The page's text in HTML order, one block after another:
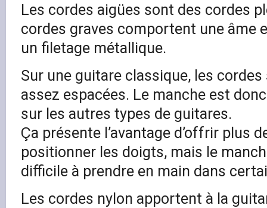
Les cordes aigües sont des cordes
cordes graves comportent une âme
un filetage métallique.
Sur une guitare classique, les
assez espacées. Le manche est
sur les autres types de guitares.
Ça présente l’avantage d’offrir plus
positionner les doigts, mais le
difficile à prendre en main dans
Les cordes nylon apportent à la